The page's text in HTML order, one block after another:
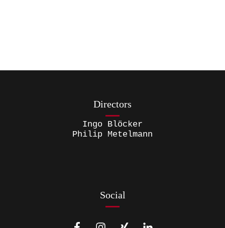
Directors
Ingo Blöcker
Philip Metelmann
Social